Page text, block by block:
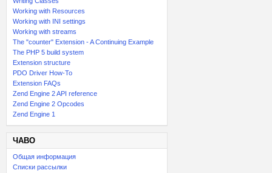
Working with Resources
Working with INI settings
Working with streams
The "counter" Extension - A Continuing Example
The PHP 5 build system
Extension structure
PDO Driver How-To
Extension FAQs
Zend Engine 2 API reference
Zend Engine 2 Opcodes
Zend Engine 1
ЧАВО
Общая информация
Списки рассылки